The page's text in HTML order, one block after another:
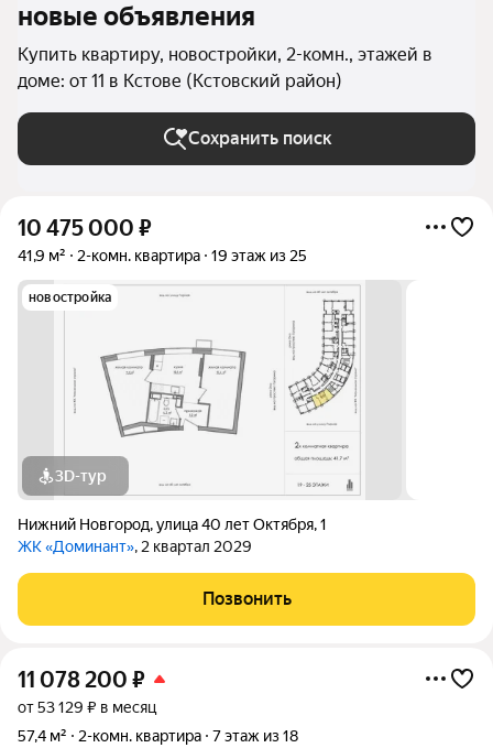
новые объявления
Купить квартиру, новостройки, 2-комн., этажей в
доме: от 11 в Кстове (Кстовский район)
Сохранить поиск
10 475 000 ₽
41,9 м² 2-комн. квартира 19 этаж из 25
новостройка
3D-тур
Нижний Новгород,улица 40 лет Октября,1
ЖК «Доминант», 2 квартал 2029
Позвонить
11 078 200 ₽
от 53 129 ₽ в месяц
57,4 м²
2-комн. квартира 7 этаж из 18